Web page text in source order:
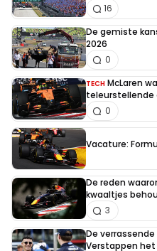
16
De gemiste
2026
0
TECH McLaren
teleurstellende
0
Vacature:
De reden
kwaaltjes
3
De
Verstappen